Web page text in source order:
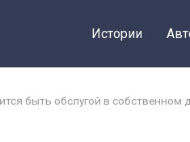
Истории
быть обслугой в собственном